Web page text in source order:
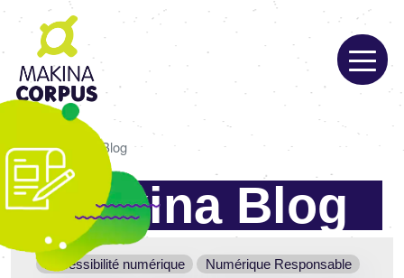
Aller
contenu
principal
d'Ariane
Accueil Blog
Makina Blog
Choisissez
Accessibilité numérique
Numérique Responsable